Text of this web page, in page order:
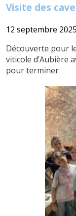
Visite des
12 septembre 2025
Découverte pour
viticole d’Aubière
pour terminer